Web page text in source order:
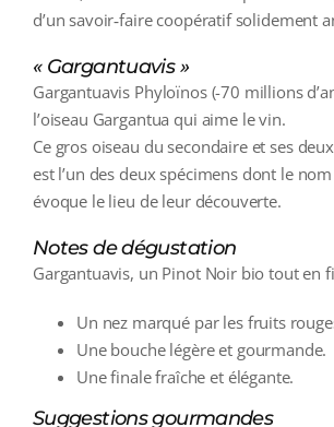
d’un savoir‑faire coopératif solidement
« Gargantuavis »
Gargantuavis Phyloïnos (-70 millions
l’oiseau Gargantua qui aime le vin.
Ce gros oiseau du secondaire et ses
est l’un des deux spécimens dont le
évoque le lieu de leur découverte.
Notes de dégustation
Gargantuavis, un Pinot Noir bio tout en
Un nez marqué par les fruits
Une bouche légère et gourmande.
Une finale fraîche et élégante.
Suggestions gourmandes